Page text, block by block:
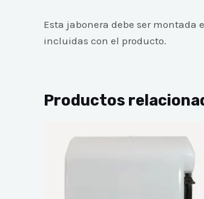
Esta jabonera debe ser montada
incluidas con el producto.
Productos